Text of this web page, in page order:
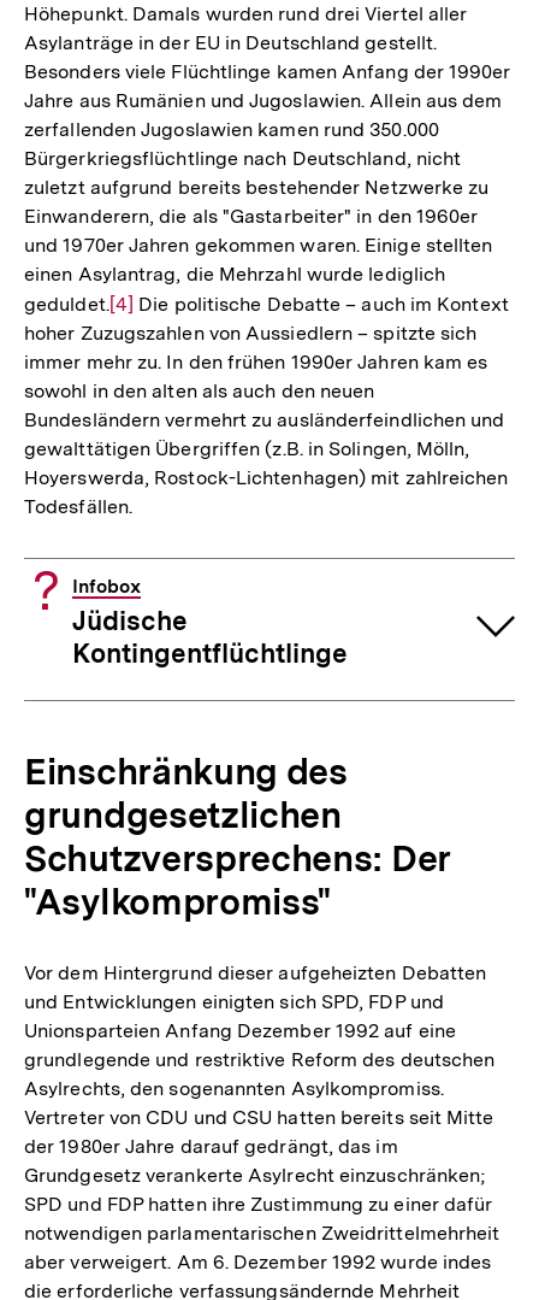
Höhepunkt. Damals wurden rund drei Viertel aller
Asylanträge in der EU in Deutschland gestellt.
Besonders viele Flüchtlinge kamen Anfang der 1990er
Jahre aus Rumänien und Jugoslawien. Allein aus dem
zerfallenden Jugoslawien kamen rund 350.000
Bürgerkriegsflüchtlinge nach Deutschland, nicht
zuletzt aufgrund bereits bestehender Netzwerke zu
Einwanderern, die als "Gastarbeiter" in den 1960er
und 1970er Jahren gekommen waren. Einige stellten
einen Asylantrag, die Mehrzahl wurde lediglich
geduldet.Zur
Auflösung
der
Fußnote
[4] Die politische Debatte – auch im Kontext
hoher Zuzugszahlen von Aussiedlern – spitzte sich
immer mehr zu. In den frühen 1990er Jahren kam es
sowohl in den alten als auch den neuen
Bundesländern vermehrt zu ausländerfeindlichen und
gewalttätigen Übergriffen (z.B. in Solingen, Mölln,
Hoyerswerda, Rostock-Lichtenhagen) mit zahlreichen
Todesfällen.
Infobox
Jüdische
Kontingentflüchtlinge
Einschränkung des
grundgesetzlichen
Schutzversprechens: Der
"Asylkompromiss"
Vor dem Hintergrund dieser aufgeheizten Debatten
und Entwicklungen einigten sich SPD, FDP und
Unionsparteien Anfang Dezember 1992 auf eine
grundlegende und restriktive Reform des deutschen
Asylrechts, den sogenannten Asylkompromiss.
Vertreter von CDU und CSU hatten bereits seit Mitte
der 1980er Jahre darauf gedrängt, das im
Grundgesetz verankerte Asylrecht einzuschränken;
SPD und FDP hatten ihre Zustimmung zu einer dafür
notwendigen parlamentarischen Zweidrittelmehrheit
aber verweigert. Am 6. Dezember 1992 wurde indes
die erforderliche verfassungsändernde Mehrheit